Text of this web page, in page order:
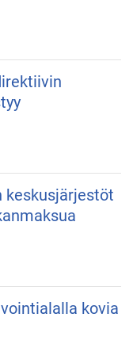
keskusjärjestöt
kovia